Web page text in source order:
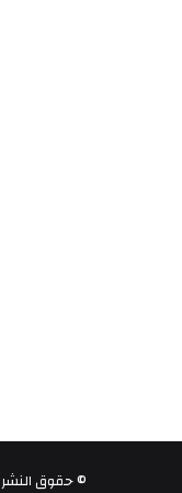
© حقوق النشر 2026، جميع الحقوق محفوظة | مفتي أونلاين